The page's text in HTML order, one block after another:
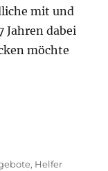
mit und
Jahren dabei
möchte
, Helfer